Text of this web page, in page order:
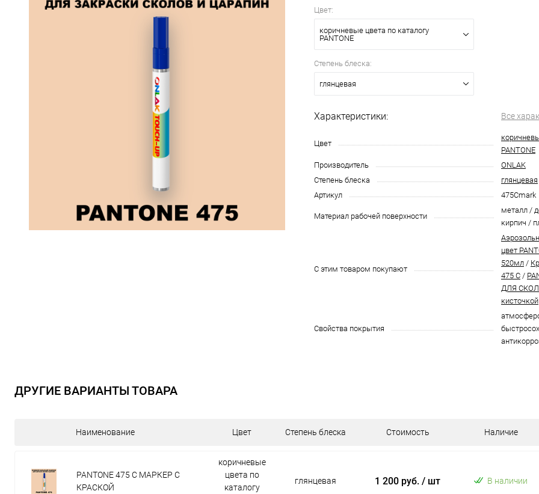
Цвет:
коричневые цвета по каталогу
PANTONE
Степень блеска:
глянцевая
Характеристики: Все
Цвет
PANTONE
Производитель
ONLAK
Степень блеска
глянцевая
Артикул
475Cmark
Материал рабочей поверхности
металл /
кирпич /
С этим товаром покупают
цвет
520мл /
475 C /
ДЛЯ
кисточкой
Свойства покрытия
ДРУГИЕ ВАРИАНТЫ ТОВАРА
Наименование Цвет Степень блеска Стоимость Наличие
PANTONE 475 C МАРКЕР С
КРАСКОЙ
коричневые
цвета по
каталогу
глянцевая 1 200 руб. / шт В наличии